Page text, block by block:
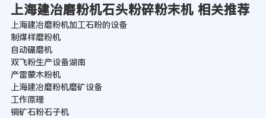
上海建冶磨粉机石头粉碎粉末机 相关推荐
上海建冶磨粉机加工石粉的设备
制煤样磨粉机
自动碾磨机
双飞粉生产设备湖南
产雷蒙木粉机
上海建冶磨粉机磨矿设备
工作原理
铜矿石粉石子机